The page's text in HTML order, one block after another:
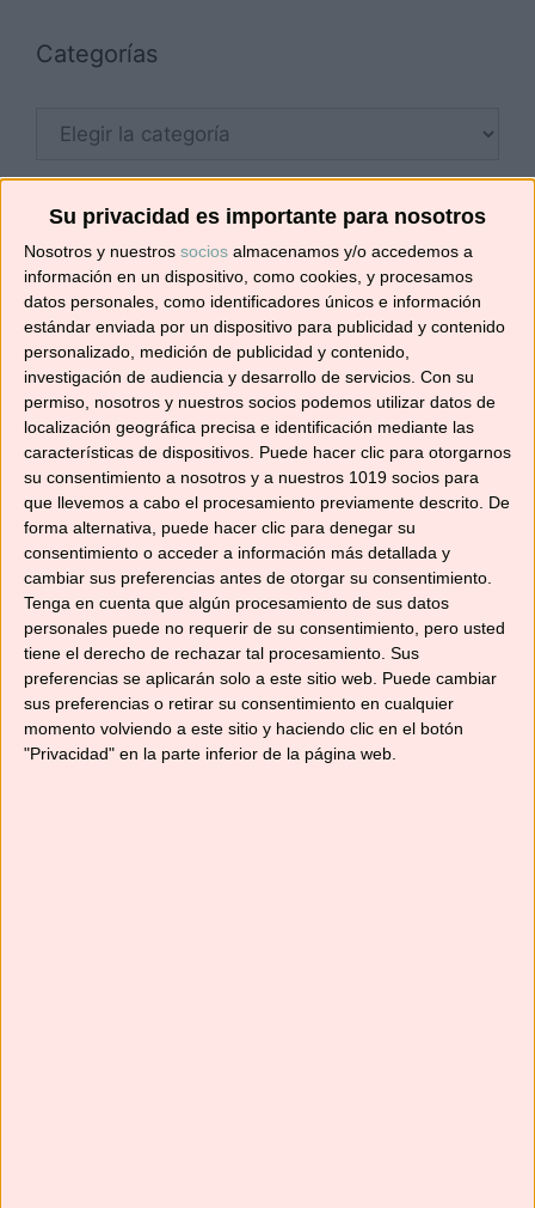
Su privacidad es importante para nosotros
Nosotros y nuestros socios almacenamos y/o accedemos a
información en un dispositivo, como cookies, y procesamos
datos personales, como identificadores únicos e información
estándar enviada por un dispositivo para publicidad y contenido
personalizado, medición de publicidad y contenido,
investigación de audiencia y desarrollo de servicios. Con su
permiso, nosotros y nuestros socios podemos utilizar datos de
localización geográfica precisa e identificación mediante las
características de dispositivos. Puede hacer clic para otorgarnos
su consentimiento a nosotros y a nuestros 1019 socios para
que llevemos a cabo el procesamiento previamente descrito. De
forma alternativa, puede hacer clic para denegar su
consentimiento o acceder a información más detallada y
cambiar sus preferencias antes de otorgar su consentimiento.
Tenga en cuenta que algún procesamiento de sus datos
personales puede no requerir de su consentimiento, pero usted
tiene el derecho de rechazar tal procesamiento. Sus
preferencias se aplicarán solo a este sitio web. Puede cambiar
sus preferencias o retirar su consentimiento en cualquier
momento volviendo a este sitio y haciendo clic en el botón
"Privacidad" en la parte inferior de la página web.
Categorías
¡SUSCRÍBETE! 🍳🌟
Suscríbete ahora para recibir todas las recetas
en tu correo.
¡No te pierdas ninguna! 👩‍🍳👨‍🍳
Dirección
de
correo
electrónico
Suscribir
YouTube